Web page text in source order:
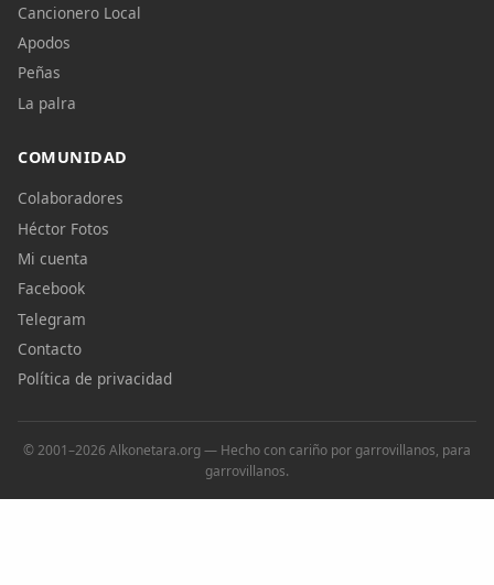
Cancionero Local
Apodos
Peñas
La palra
COMUNIDAD
Colaboradores
Héctor Fotos
Mi cuenta
Facebook
Telegram
Contacto
Política de privacidad
© 2001–2026 Alkonetara.org — Hecho con cariño por garrovillanos, para
garrovillanos.